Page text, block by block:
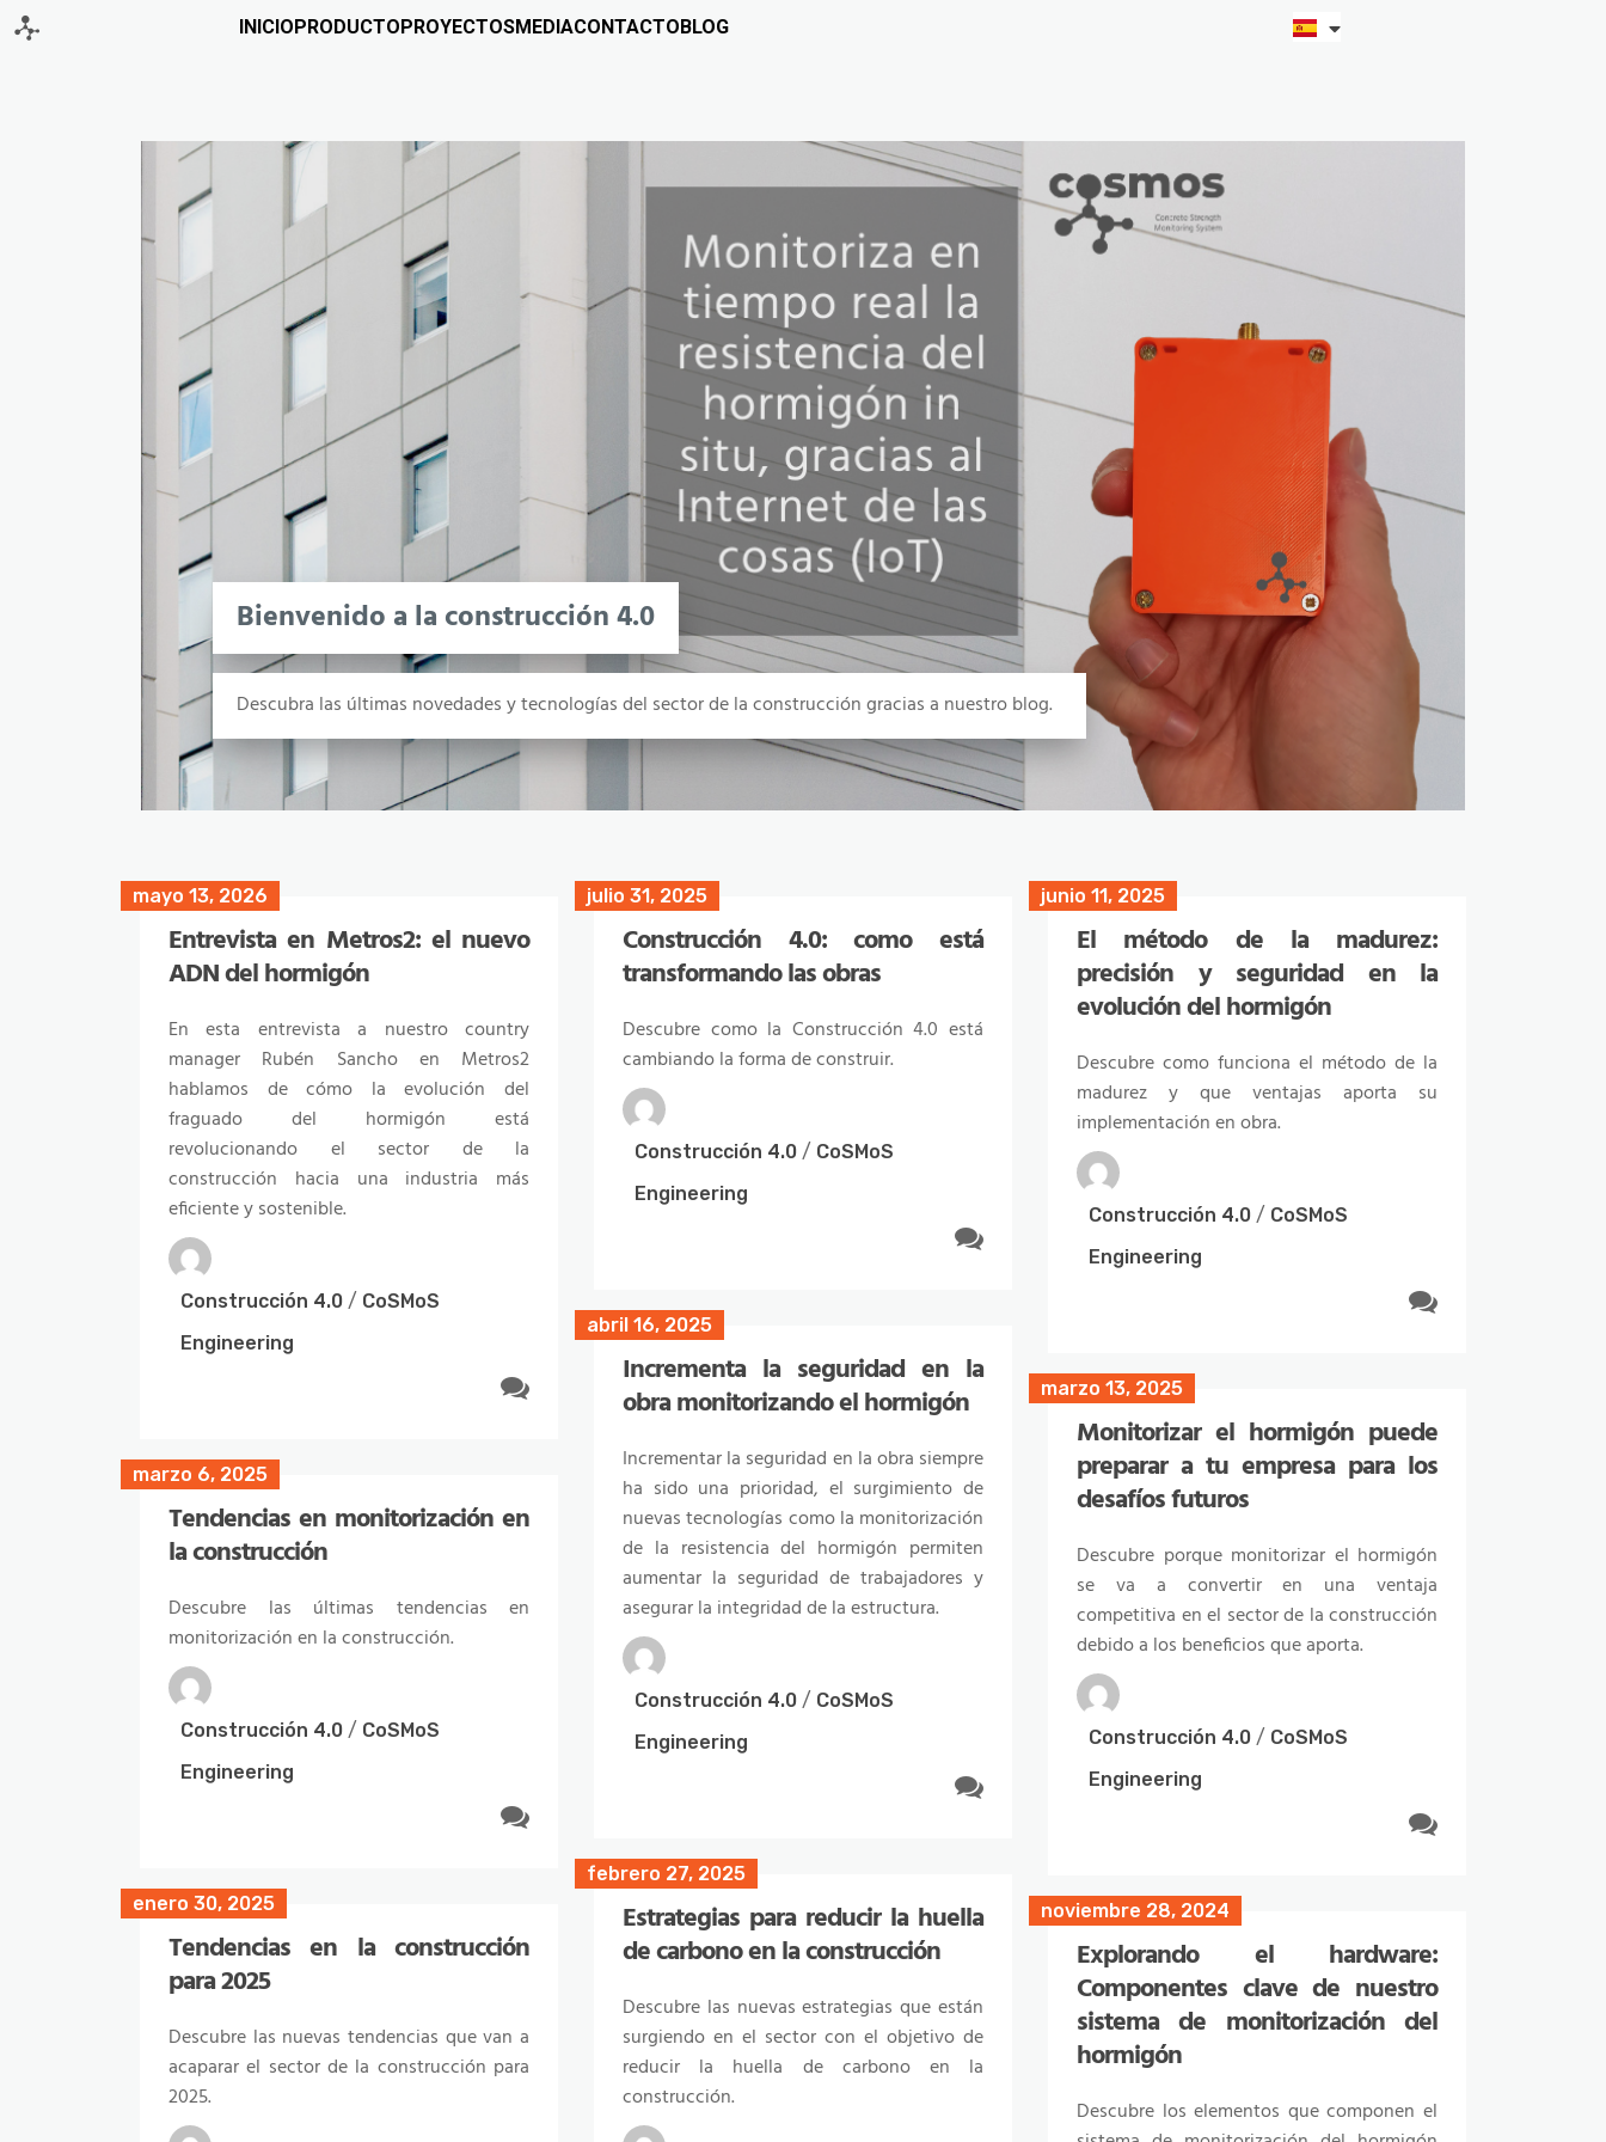
INICIOPRODUCTOPROYECTOSMEDIACONTACTOBLOG
Bienvenido a la construcción 4.0
Descubra las últimas novedades y tecnologías del sector de la construcción gracias a nuestro blog.
mayo 13, 2026
Entrevista en Metros2: el nuevo
ADN del hormigón
En esta entrevista a nuestro country
manager Rubén Sancho en Metros2
hablamos de cómo la evolución del
fraguado del hormigón está
revolucionando el sector de la
construcción hacia una industria más
eficiente y sostenible.
Construcción 4.0 / CoSMoS
Engineering
julio 31, 2025
Construcción 4.0: como está
transformando las obras
Descubre como la Construcción 4.0 está
cambiando la forma de construir.
Construcción 4.0 / CoSMoS
Engineering
junio 11, 2025
El método de la madurez:
precisión y seguridad en la
evolución del hormigón
Descubre como funciona el método de la
madurez y que ventajas aporta su
implementación en obra.
Construcción 4.0 / CoSMoS
Engineering
abril 16, 2025
Incrementa la seguridad en la
obra monitorizando el hormigón
Incrementar la seguridad en la obra siempre
ha sido una prioridad, el surgimiento de
nuevas tecnologías como la monitorización
de la resistencia del hormigón permiten
aumentar la seguridad de trabajadores y
asegurar la integridad de la estructura.
Construcción 4.0 / CoSMoS
Engineering
marzo 13, 2025
Monitorizar el hormigón puede
preparar a tu empresa para los
desafíos futuros
Descubre porque monitorizar el hormigón
se va a convertir en una ventaja
competitiva en el sector de la construcción
debido a los beneficios que aporta.
Construcción 4.0 / CoSMoS
Engineering
marzo 6, 2025
Tendencias en monitorización en
la construcción
Descubre las últimas tendencias en
monitorización en la construcción.
Construcción 4.0 / CoSMoS
Engineering
febrero 27, 2025
Estrategias para reducir la huella
de carbono en la construcción
Descubre las nuevas estrategias que están
surgiendo en el sector con el objetivo de
reducir la huella de carbono en la
construcción.
enero 30, 2025
Tendencias en la construcción
para 2025
Descubre las nuevas tendencias que van a
acaparar el sector de la construcción para
2025.
noviembre 28, 2024
Explorando el hardware:
Componentes clave de nuestro
sistema de monitorización del
hormigón
Descubre los elementos que componen el
octubre 10, 2024
Guia sobre la monitorización de
la resistencia del hormigón:
Descubre en nuestra guía los beneficios
que aporta a la construcción la
monitorización de la resistencia del
hormigón.
Construcción 4.0
Engineering
septiembre 12, 2024
Cómo la digitalización está
transformando la construcción
Descubre como la digitalización está
transformando la construcción y que
beneficios aporta la inclusión de nuevas
tecnologías en los procesos constructivos.
Construcción 4.0
mayo 15, 2024
La adopción de IA en la
construcción
construcción puede ser un transformador
total de la industria.
Construcción 4.0
sostenible
La aplicación de los principios de
economía circular en la
construcción puede reducir hasta
el 75% de las emisiones del
La aplicación de principios de circularidad
en la construcción dota al sector de
procesos más sostenibles y al mismo
tiempo aumenta la rentabilidad de los
mismos.
febrero 29, 2024
El uso de la inteligencia artificial
en la construcción
Descubre los usos potenciales que tiene la
Nuevas tecnologías para la
construcción en 2024
Descubre las nuevas tecnologías para la
enero 26, 2024
Abordar con tecnología la escasez
de mano de obra en la